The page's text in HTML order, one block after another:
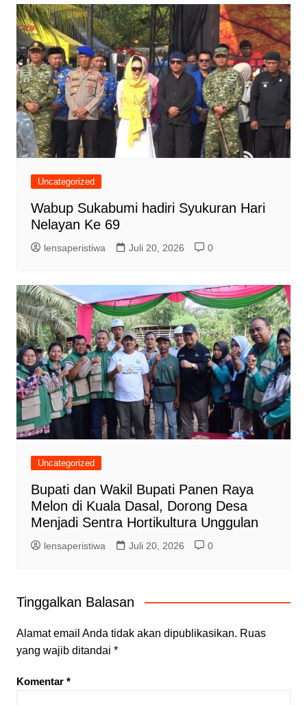
Uncategorized
Wabup Sukabumi hadiri Syukuran Hari
Nelayan Ke 69
lensaperistiwa Juli 20, 2026 0
Uncategorized
Bupati dan Wakil Bupati Panen Raya
Melon di Kuala Dasal, Dorong Desa
Menjadi Sentra Hortikultura Unggulan
lensaperistiwa Juli 20, 2026 0
Tinggalkan Balasan
Alamat email Anda tidak akan dipublikasikan. Ruas
yang wajib ditandai *
Komentar *